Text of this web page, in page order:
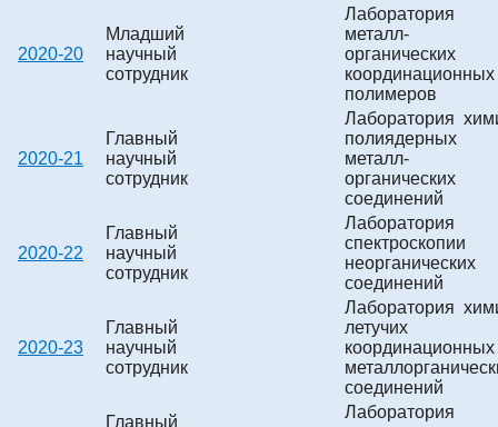
2020-20
Младший
научный
сотрудник
Лаборатория
металл-
органических
координационных
полимеров
2020-21
Главный
научный
сотрудник
Лаборатория
полиядерных
металл-
органических
соединений
2020-22
Главный
научный
сотрудник
Лаборатория
спектроскопии
неорганических
соединений
2020-23
Главный
научный
сотрудник
Лаборатория
летучих
соединений
Главный
Лаборатория